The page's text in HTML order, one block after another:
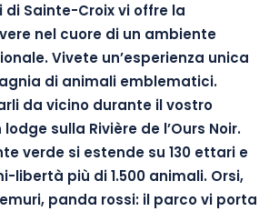
Sainte-Croix vi offre la
nel cuore di un ambiente
Vivete un’esperienza unica
di animali emblematici.
da vicino durante il vostro
sulla Rivière de l’Ours Noir.
verde si estende su 130 ettari e
libertà più di 1.500 animali. Orsi,
panda rossi: il parco vi porta